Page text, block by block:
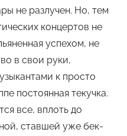
не разлучен. Но, тем
концертов не
успехом, не
в свои руки,
к просто
постоянная текучка.
все, вплоть до
ставшей уже бек-